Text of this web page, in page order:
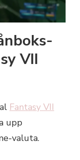
VII
Fantasy VII
upp
valuta.